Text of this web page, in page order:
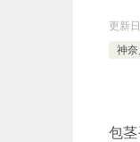
更新日
神
包